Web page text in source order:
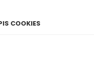
COOKIES